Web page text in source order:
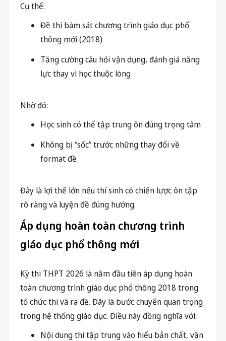
Cụ thể:
Đề thi bám sát chương trình giáo dục phổ
thông mới (2018)
Tăng cường câu hỏi vận dụng, đánh giá năng
lực thay vì học thuộc lòng
Nhờ đó:
Học sinh có thể tập trung ôn đúng trọng tâm
Không bị “sốc” trước những thay đổi về
format đề
Đây là lợi thế lớn nếu thí sinh có chiến lược ôn tập
rõ ràng và luyện đề đúng hướng.
Áp dụng hoàn toàn chương trình
giáo dục phổ thông mới
Kỳ thi THPT 2026 là năm đầu tiên áp dụng hoàn
toàn chương trình giáo dục phổ thông 2018 trong
tổ chức thi và ra đề. Đây là bước chuyển quan trọng
trong hệ thống giáo dục. Điều này đồng nghĩa với:
Nội dung thi tập trung vào hiểu bản chất, vận